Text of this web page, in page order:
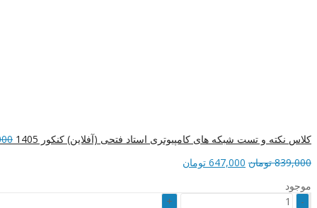
کلاس نکته و تست شبکه های کامپیوتری استاد فتحی (آفلاین) کنکور 1405
839,000 تومان قیمت
647,000 تومان
است.
موجود
کلاس